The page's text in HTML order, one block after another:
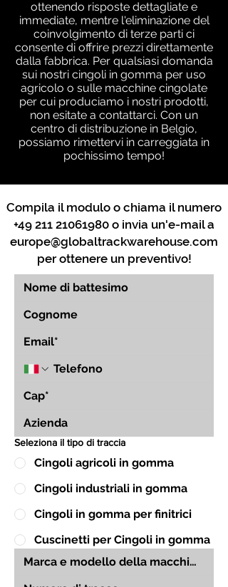
ottenendo risposte dettagliate e
immediate, mentre l'eliminazione del
coinvolgimento di terze parti ci
consente di offrire prezzi direttamente
dalla fabbrica. Per qualsiasi domanda
sui nostri cingoli in gomma per uso
agricolo o sulle macchine cingolate
per cui produciamo i nostri prodotti,
non esitate a contattarci. Con un
centro di distribuzione in Belgio,
possiamo rimettervi in ​​carreggiata in
pochissimo tempo!
Compila il modulo o chiama il numero
+49 211 21061980 o invia un'e-mail a
europe@globaltrackwarehouse.com
per ottenere un preventivo!
Seleziona il tipo di traccia
Cingoli agricoli in gomma
Cingoli industriali in gomma
Cingoli in gomma per finitrici
Cuscinetti per Cingoli in gomma